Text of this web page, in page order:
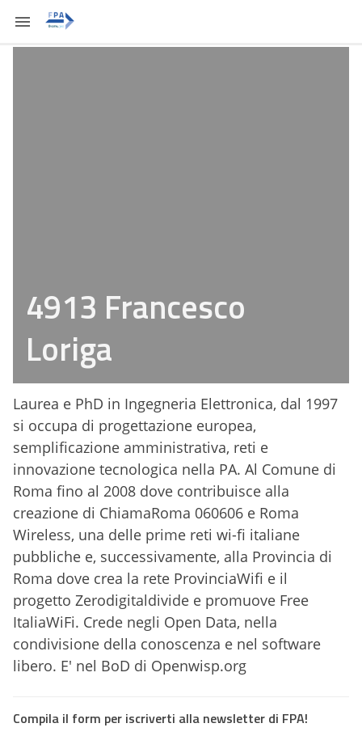
4913 Francesco
Loriga
Laurea e PhD in Ingegneria Elettronica, dal 1997
si occupa di progettazione europea,
semplificazione amministrativa, reti e
innovazione tecnologica nella PA. Al Comune di
Roma fino al 2008 dove contribuisce alla
creazione di ChiamaRoma 060606 e Roma
Wireless, una delle prime reti wi-fi italiane
pubbliche e, successivamente, alla Provincia di
Roma dove crea la rete ProvinciaWifi e il
progetto Zerodigitaldivide e promuove Free
ItaliaWiFi. Crede negli Open Data, nella
condivisione della conoscenza e nel software
libero. E' nel BoD di Openwisp.org
Compila il form per iscriverti alla newsletter di FPA!